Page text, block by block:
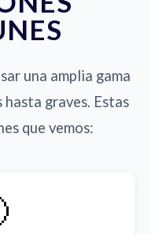
una amplia gama
hasta graves. Estas
que vemos: